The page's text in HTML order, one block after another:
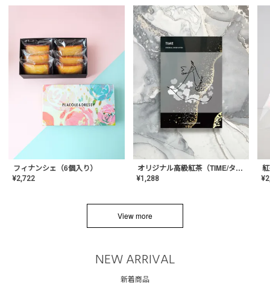
フィナンシェ（6個入り）
¥2,722
オリジナル高級紅茶（TIME/タイム）【ギフト/プチギフト/プレゼント/内祝い/結婚式/オリジナル配合/高品質/ハーブティー/茶葉/記念日/お返し/手土産/美容/おしゃれ】
¥1,288 ¥
View more
NEW ARRIVAL
新着商品